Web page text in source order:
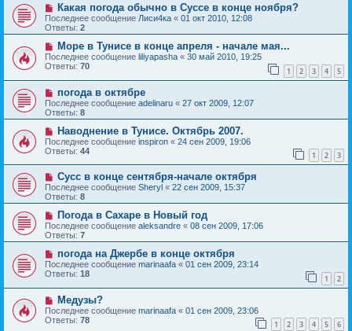
Какая погода обычно в Суссе в конце ноября?
Последнее сообщение Лиси4ка « 01 окт 2010, 12:08
Ответы: 2
Море в Тунисе в конце апреля - начале мая...
Последнее сообщение liliyapasha « 30 май 2010, 19:25
Ответы: 70 1 2 3 4 5
погода в октябре
Последнее сообщение adelinaru « 27 окт 2009, 12:07
Ответы: 8
Наводнение в Тунисе. Октябрь 2007.
Последнее сообщение inspiron « 24 сен 2009, 19:06
Ответы: 44 1 2 3
Сусс в конце сентября-начале октября
Последнее сообщение Sheryl « 22 сен 2009, 15:37
Ответы: 8
Погода в Сахаре в Новый год
Последнее сообщение aleksandre « 08 сен 2009, 17:06
Ответы: 7
погода на Джербе в конце октября
Последнее сообщение marinaafa « 01 сен 2009, 23:14
Ответы: 18 1 2
Медузы?
Последнее сообщение marinaafa « 01 сен 2009, 23:06
Ответы: 78 1 2 3 4 5 6